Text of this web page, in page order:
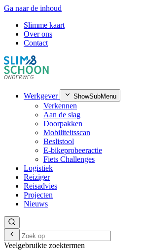
Ga naar de inhoud
Slimme kaart
Over ons
Contact
Werkgever ShowSubMenu
Verkennen
Aan de slag
Doorpakken
Mobiliteitsscan
Beslistool
E-bikeprobeeractie
Fiets Challenges
Logistiek
Reiziger
Reisadvies
Projecten
Nieuws
Veelgebruikte zoektermen